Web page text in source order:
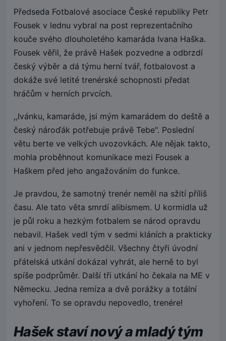
Předseda Fotbalové asociace České republiky Petr
Fousek v lednu vybral na post reprezentačního
kouče svého dlouholetého kamaráda Ivana Haška.
Fousek věřil, že právě Hašek pozvedne a odbrzdí
český výběr a dá týmu herní tvář, fotbalovost a
dokáže své letité trenérské schopnosti předat
hráčům v herních prvcích.
,,Ivánku, kamaráde, jsi mým kamarádem do deště a
český nároďák potřebuje právě Tebe". Poslední
větu berte ve velkých uvozovkách. Ale nějak takto,
mohla proběhnout komunikace mezi Fousek a
Haškem před jeho angažováním do funkce.
Je pravdou, že samotný trenér neměl na sžití příliš
času. Ale tato věta smrdí alibismem. U kormidla už
je půl roku a hezkým fotbalem se národ opravdu
nebavil. Hašek vedl tým v sedmi kláních a prakticky
ani v jednom nepřesvědčil. Všechny čtyři úvodní
přátelská utkání dokázal vyhrát, ale herně to byl
spíše podprůměr. Další tři utkání ho čekala na ME v
Německu. Jedna remíza a dvě porážky a totální
vyhoření. To se opravdu nepovedlo, trenére!
Hašek staví nový a mladý tým